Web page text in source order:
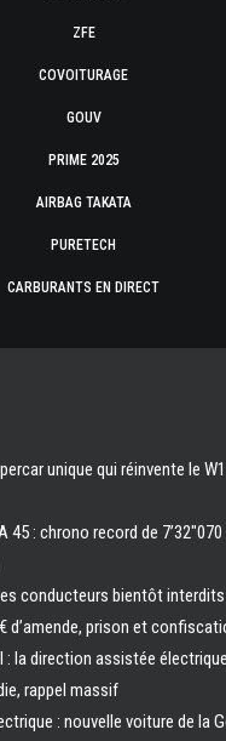
ZFE
COVOITURAGE
GOUV
PRIME 2025
AIRBAG TAKATA
PURETECH
CARBURANTS EN DIRECT
unique qui réinvente le
45 : chrono record de 7’32″070
conducteurs bientôt
d’amende, prison et
: la direction assistée
rappel massif
: nouvelle voiture de la